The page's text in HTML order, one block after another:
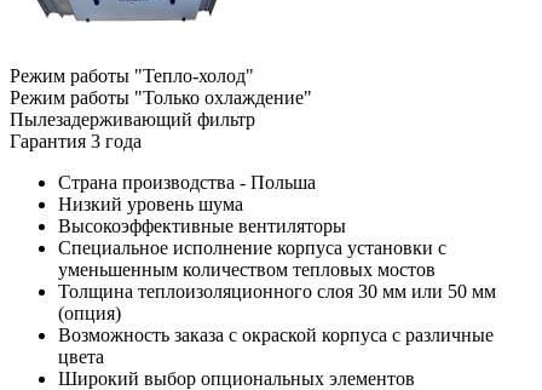
Режим работы "Тепло-холод"
Режим работы "Только охлаждение"
Пылезадерживающий фильтр
Гарантия 3 года
Страна производства - Польша
Низкий уровень шума
Высокоэффективные вентиляторы
Специальное исполнение корпуса установки с
уменьшенным количеством тепловых мостов
Толщина теплоизоляционного слоя 30 мм или 50 мм
(опция)
Возможность заказа с окраской корпуса с различные
цвета
Широкий выбор опциональных элементов